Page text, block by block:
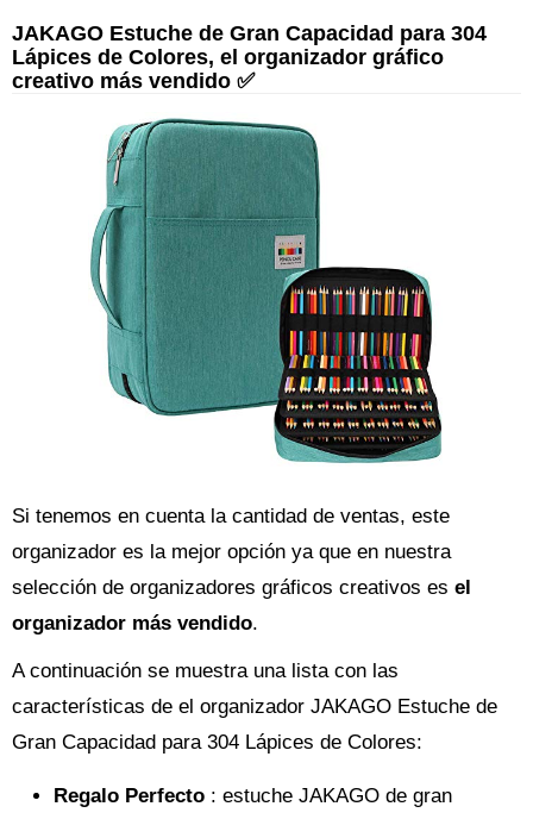
JAKAGO Estuche de Gran Capacidad para 304
Lápices de Colores, el organizador gráfico
creativo más vendido ✅
Si tenemos en cuenta la cantidad de ventas, este
organizador es la mejor opción ya que en nuestra
selección de organizadores gráficos creativos es el
organizador más vendido.
A continuación se muestra una lista con las
características de el organizador JAKAGO Estuche de
Gran Capacidad para 304 Lápices de Colores:
Regalo Perfecto : estuche JAKAGO de gran